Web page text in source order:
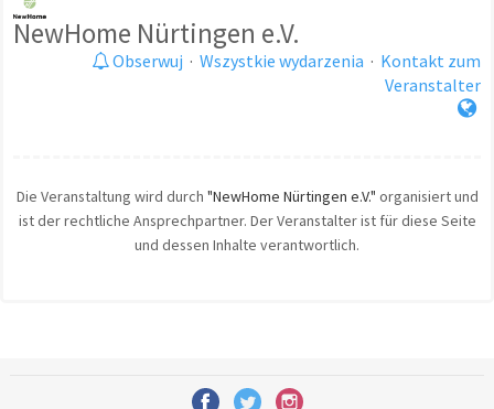
NewHome Nürtingen e.V.
Obserwuj · Wszystkie wydarzenia · Kontakt zum
Veranstalter
Die Veranstaltung wird durch "NewHome Nürtingen e.V." organisiert und
ist der rechtliche Ansprechpartner. Der Veranstalter ist für diese Seite
und dessen Inhalte verantwortlich.